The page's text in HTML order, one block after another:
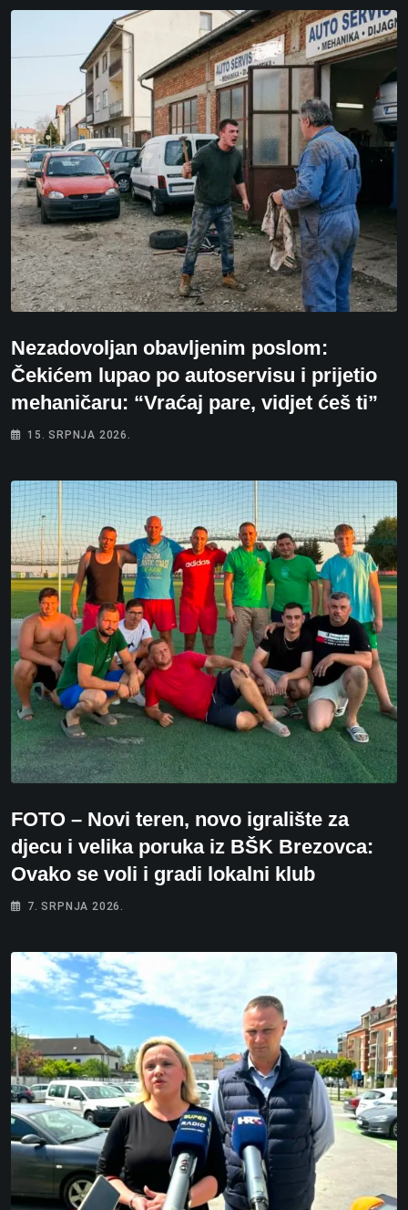
Nezadovoljan obavljenim poslom:
Čekićem lupao po autoservisu i prijetio
mehaničaru: “Vraćaj pare, vidjet ćeš ti”
15. SRPNJA 2026.
FOTO – Novi teren, novo igralište za
djecu i velika poruka iz BŠK Brezovca:
Ovako se voli i gradi lokalni klub
7. SRPNJA 2026.